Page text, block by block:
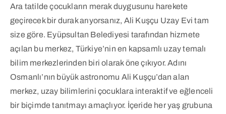
Ara tatilde çocukların merak duygusunu harekete
geçirecek bir durak arıyorsanız, Ali Kuşçu Uzay Evi tam
size göre. Eyüpsultan Belediyesi tarafından hizmete
açılan bu merkez, Türkiye’nin en kapsamlı uzay temalı
bilim merkezlerinden biri olarak öne çıkıyor. Adını
Osmanlı’nın büyük astronomu Ali Kuşçu’dan alan
merkez, uzay bilimlerini çocuklara interaktif ve eğlenceli
bir biçimde tanıtmayı amaçlıyor. İçeride her yaş grubuna